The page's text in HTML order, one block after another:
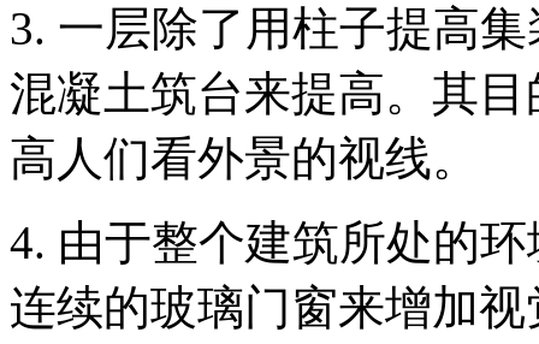
3. 一层除了用柱子提高
混凝土筑台来提高。其
高人们看外景的视线。
4. 由于整个建筑所处的
连续的玻璃门窗来增加